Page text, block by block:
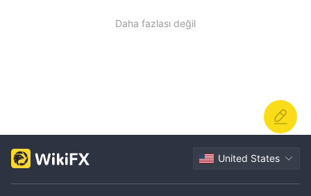
Daha fazlası değil
United States